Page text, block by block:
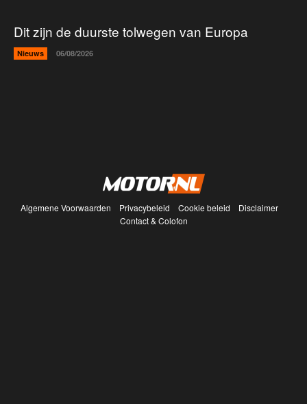
Dit zijn de duurste tolwegen van Europa
Nieuws 06/08/2026
Algemene Voorwaarden Privacybeleid Cookie beleid
Disclaimer
Contact & Colofon